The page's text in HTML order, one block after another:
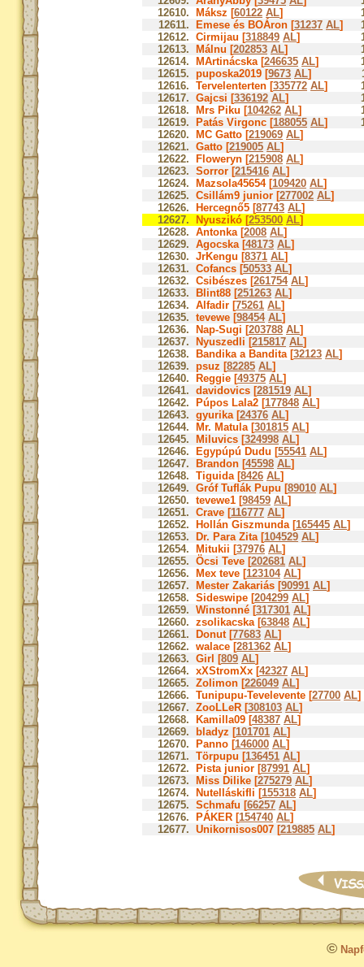
12610.
Máksz [60122 AL]
12611.
Emese és BOÁron [31237 AL]
12612. Cirmijau [318849 AL]
12613.
Málnu [202853 AL]
12614.
MArtinácska [246635 AL]
12615. puposka2019 [9673 AL]
12616. Tervelenterten [335772 AL]
12617. Gajcsi [336192 AL]
12618.
Mrs Piku [104262 AL]
12619.
Patás Virgonc [188055 AL]
12620.
MC Gatto [219069 AL]
12621. Gatto [219005 AL]
12622.
Floweryn [215908 AL]
12623. Sorror [215416 AL]
12624.
Mazsola45654 [109420 AL]
12625. Csillám9 junior [277002 AL]
12626.
Hercegnő5 [87743 AL]
12627.
Nyuszikó [253500 AL]
12628. Antonka [2008 AL]
12629. Agocska [48173 AL]
12630. JrKengu [8371 AL]
12631. Cofancs [50533 AL]
12632. Csibészes [261754 AL]
12633.
Blint88 [251263 AL]
12634. Alfadir [75261 AL]
12635. tevewe [98454 AL]
12636.
Nap-Sugi [203788 AL]
12637.
Nyuszedli [215817 AL]
12638.
Bandika a Bandita [32123 AL]
12639. psuz [82285 AL]
12640.
Reggie [49375 AL]
12641. davidovics [281519 AL]
12642.
Púpos Lala2 [177848 AL]
12643. gyurika [24376 AL]
12644.
Mr. Matula [301815 AL]
12645.
Miluvics [324998 AL]
12646.
Egypúpú Dudu [55541 AL]
12647.
Brandon [45598 AL]
12648. Tiguida [8426 AL]
12649. Gróf Tuflák Pupu [89010 AL]
12650. tevewe1 [98459 AL]
12651. Crave [116777 AL]
12652.
Hollán Giszmunda [165445 AL]
12653.
Dr. Para Zita [104529 AL]
12654.
Mitukii [37976 AL]
12655. Öcsi Teve [202681 AL]
12656.
Mex teve [123104 AL]
12657.
Mester Zakariás [90991 AL]
12658. Sideswipe [204299 AL]
12659. Winstonné [317301 AL]
12660. zsolikacska [63848 AL]
12661.
Donut [77683 AL]
12662. walace [281362 AL]
12663. Girl [809 AL]
12664. xXStromXx [42327 AL]
12665. Zolimon [226049 AL]
12666. Tunipupu-Tevelevente [27700 AL]
12667. ZooLLeR [308103 AL]
12668.
Kamilla09 [48387 AL]
12669.
bladyz [101701 AL]
12670.
Panno [146000 AL]
12671. Törpupu [136451 AL]
12672.
Pista junior [87991 AL]
12673.
Miss Dilike [275279 AL]
12674.
Nutelláskifli [155318 AL]
12675. Schmafu [66257 AL]
12676.
PÁKER [154740 AL]
12677. Unikornisos007 [219885 AL]
©